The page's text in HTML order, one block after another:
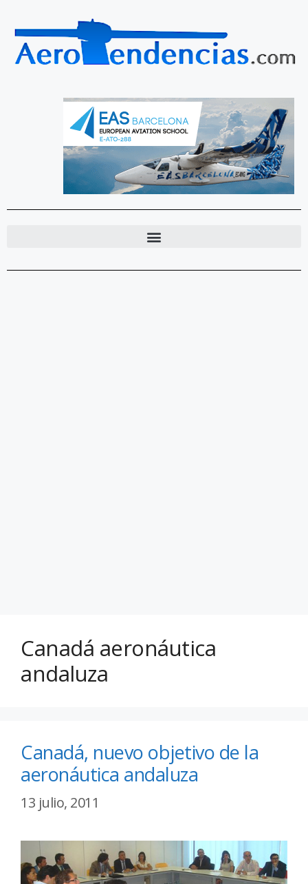
Canadá aeronáutica
andaluza
Canadá, nuevo objetivo de la
aeronáutica andaluza
13 julio, 2011